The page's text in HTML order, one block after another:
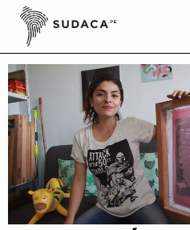
Skip
contentCentro